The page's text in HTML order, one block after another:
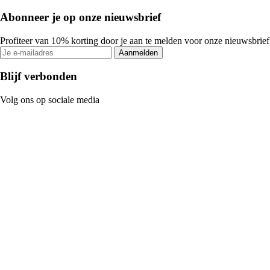
Abonneer je op onze nieuwsbrief
Profiteer van 10% korting door je aan te melden voor onze nieuwsbrief
Aanmelden
Blijf verbonden
Volg ons op sociale media